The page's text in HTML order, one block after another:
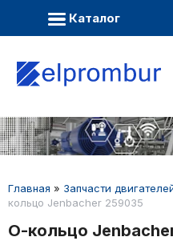
Каталог
Главная » Запчасти
кольцо Jenbacher 259035
О-кольцо